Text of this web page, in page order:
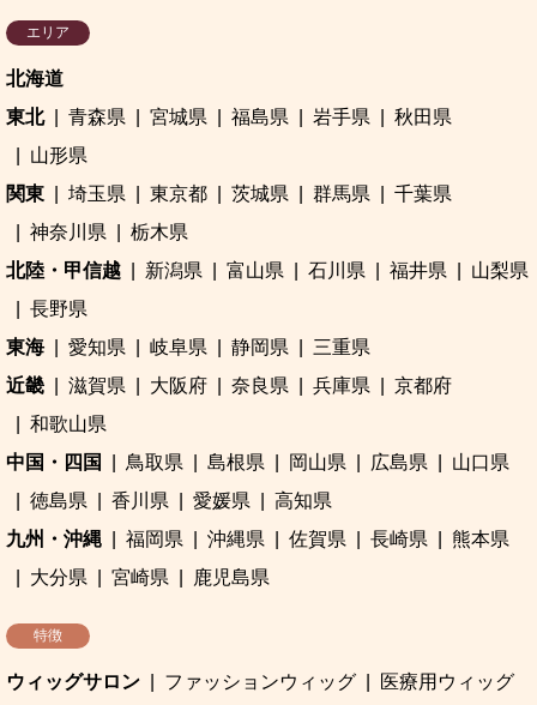
エリア
北海道
東北
青森県 宮城県 福島県 岩手県
秋田県
山形県
関東
埼玉県 東京都 茨城県 群馬県
千葉県
神奈川県
栃木県
北陸・甲信越
新潟県 富山県 石川県 福井県
山梨県
長野県
東海
愛知県 岐阜県 静岡県
三重県
近畿
滋賀県 大阪府 奈良県 兵庫県
京都府
和歌山県
中国・四国
鳥取県 島根県 岡山県 広島県
山口県
徳島県
香川県 愛媛県
高知県
九州・沖縄
福岡県 沖縄県 佐賀県 長崎県
熊本県
大分県
宮崎県 鹿児島県
特徴
ウィッグサロン ファッションウィッグ
医療用ウィッグ